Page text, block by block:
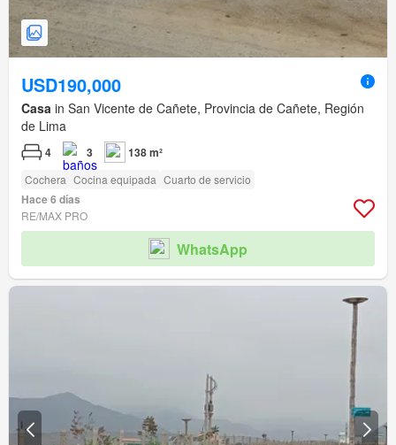
USD190,000
Casa in San Vicente de Cañete, Provincia de Cañete, Región
de Lima
4 3 138 m²
Cochera Cocina equipada Cuarto de servicio
Hace 6 días
RE/MAX PRO
WhatsApp